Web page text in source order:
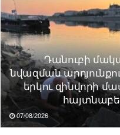
Դանուբի
նվազման
երկու զինվորի
07/08/2026